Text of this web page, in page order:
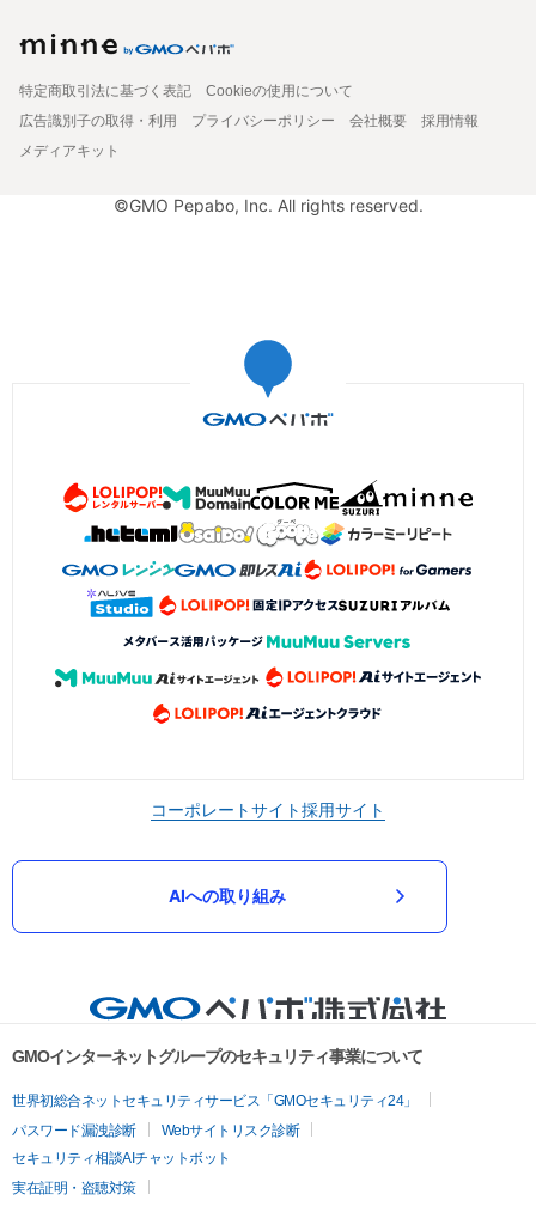
特定商取引法に基づく表記
Cookieの使用について
広告識別子の取得・利用
プライバシーポリシー 会社概要
採用情報
メディアキット
©GMO Pepabo, Inc. All rights reserved.
コーポレートサイト採用サイト
AIへの取り組み
GMOインターネットグループのセキュリティ事業について
世界初総合ネットセキュリティサービス「GMOセキュリティ24」
パスワード漏洩診断
Webサイトリスク診断
セキュリティ相談AIチャットボット
実在証明・盗聴対策